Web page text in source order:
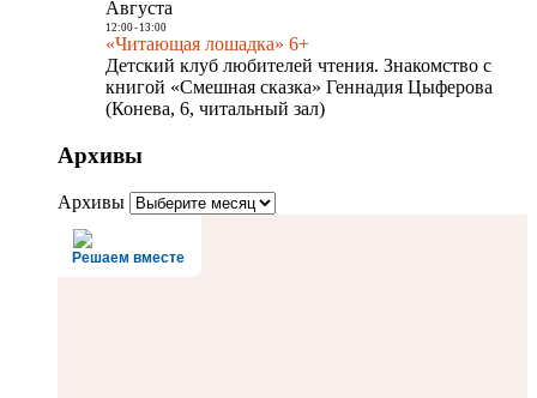
Августа
12:00- 13:00
«Читающая лошадка» 6+
Детский клуб любителей чтения. Знакомство с
книгой «Смешная сказка» Геннадия Цыферова
(Конева, 6, читальный зал)
Архивы
Архивы
Решаем вместе